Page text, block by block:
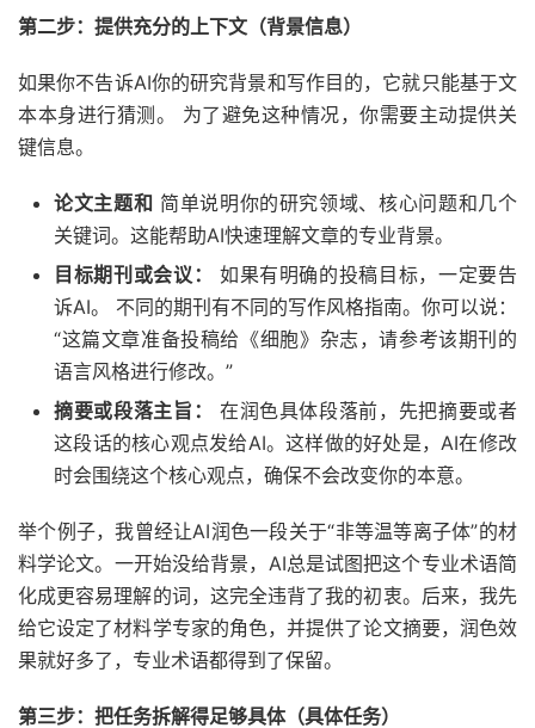
第二步：提供充分的上下文（背景信息）
如果你不告诉AI你的研究背景和写作目的，它就只能基于文
本本身进行猜测。 为了避免这种情况，你需要主动提供关
键信息。
论文主题和 简单说明你的研究领域、核心问题和几个
关键词。这能帮助AI快速理解文章的专业背景。
目标期刊或会议：
如果有明确的投稿目标，一定要告
诉AI。 不同的期刊有不同的写作风格指南。你可以说：
“这篇文章准备投稿给《细胞》杂志，请参考该期刊的
语言风格进行修改。”
摘要或段落主旨：
在润色具体段落前，先把摘要或者
这段话的核心观点发给AI。这样做的好处是，AI在修改
时会围绕这个核心观点，确保不会改变你的本意。
举个例子，我曾经让AI润色一段关于“非等温等离子体”的材
料学论文。一开始没给背景，AI总是试图把这个专业术语简
化成更容易理解的词，这完全违背了我的初衷。后来，我先
给它设定了材料学专家的角色，并提供了论文摘要，润色效
果就好多了，专业术语都得到了保留。
第三步：把任务拆解得足够具体（具体任务）